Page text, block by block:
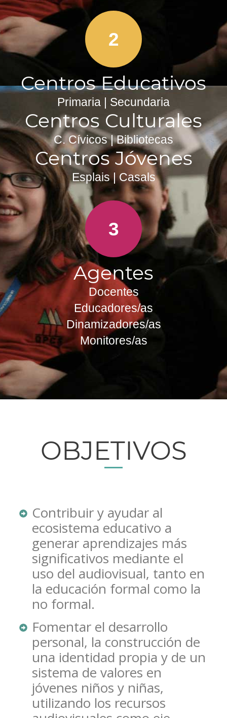
2
Centros Educativos
Primaria | Secundaria
Centros Culturales
C. Cívicos | Bibliotecas
Centros Jóvenes
Esplais | Casals
3
Agentes
Docentes
Educadores/as
Dinamizadores/as
Monitores/as
OBJETIVOS
Contribuir y ayudar al
ecosistema educativo a
generar aprendizajes más
significativos mediante el
uso del audiovisual, tanto en
la educación formal como la
no formal.
Fomentar el desarrollo
personal, la construcción de
una identidad propia y de un
sistema de valores en
jóvenes niños y niñas,
utilizando los recursos